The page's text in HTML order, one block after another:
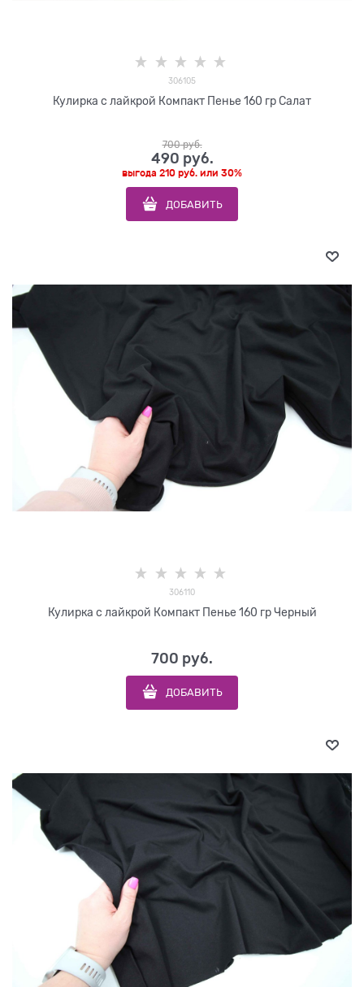
306105
Кулирка с лайкрой Компакт Пенье 160 гр Салат
700 руб.
490 руб.
выгода 210 руб. или 30%
ДОБАВИТЬ
306110
Кулирка с лайкрой Компакт Пенье 160 гр Черный
700 руб.
ДОБАВИТЬ